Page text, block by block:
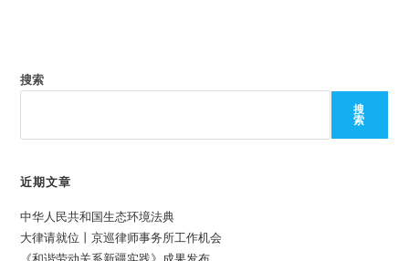
搜索
搜
索
近期文章
中华人民共和国生态环境法典
大律请就位丨京巡律师事务所工作机会